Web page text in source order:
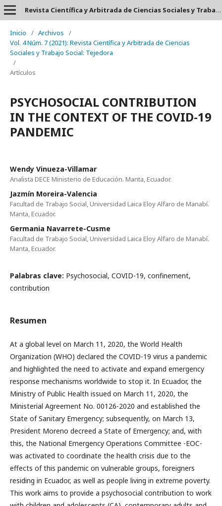
Revista Científica y Arbitrada de Ciencias Sociales y Trabajo Social: Tejedora. ISSN: 2697-3626
Inicio / Archivos
/
Vol. 4 Núm. 7 (2021): Revista Científica y Arbitrada de Ciencias
Sociales y Trabajo Social: Tejedora
/
Artículos
PSYCHOSOCIAL CONTRIBUTION
IN THE CONTEXT OF THE COVID-19
PANDEMIC
Wendy Vinueza-Villamar
Analista DECE Ministerio de Educación. Manta, Ecuador.
Jazmín Moreira-Valencia
Facultad de Trabajo Social, Universidad Laica Eloy Alfaro de Manabí.
Manta, Ecuador.
Germania Navarrete-Cusme
Facultad de Trabajo Social, Universidad Laica Eloy Alfaro de Manabí.
Manta, Ecuador.
Palabras clave: Psychosocial, COVID-19, confinement,
contribution
Resumen
At a global level on March 11, 2020, the World Health
Organization (WHO) declared the COVID-19 virus a pandemic
and highlighted the need to activate and expand emergency
response mechanisms worldwide to stop it. In Ecuador, the
Ministry of Public Health issued on March 11, 2020, the
Ministerial Agreement No. 00126-2020 and established the
State of Sanitary Emergency; subsequently, on March 13,
President Moreno decreed a State of Emergency; and, with
this, the National Emergency Operations Committee -EOC-
was activated to coordinate the health crisis due to the
effects of this pandemic on vulnerable groups, foreigners
residing in Ecuador, as well as people living in extreme poverty.
This work aims to provide a psychosocial contribution to work